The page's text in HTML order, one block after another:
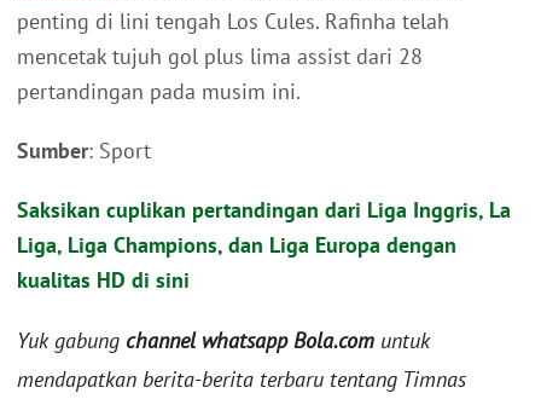
penting di lini tengah Los Cules. Rafinha telah
mencetak tujuh gol plus lima assist dari 28
pertandingan pada musim ini.
Sumber: Sport
Saksikan cuplikan pertandingan dari Liga Inggris, La
Liga, Liga Champions, dan Liga Europa dengan
kualitas HD di sini
Yuk gabung channel whatsapp Bola.com untuk
mendapatkan berita-berita terbaru tentang Timnas